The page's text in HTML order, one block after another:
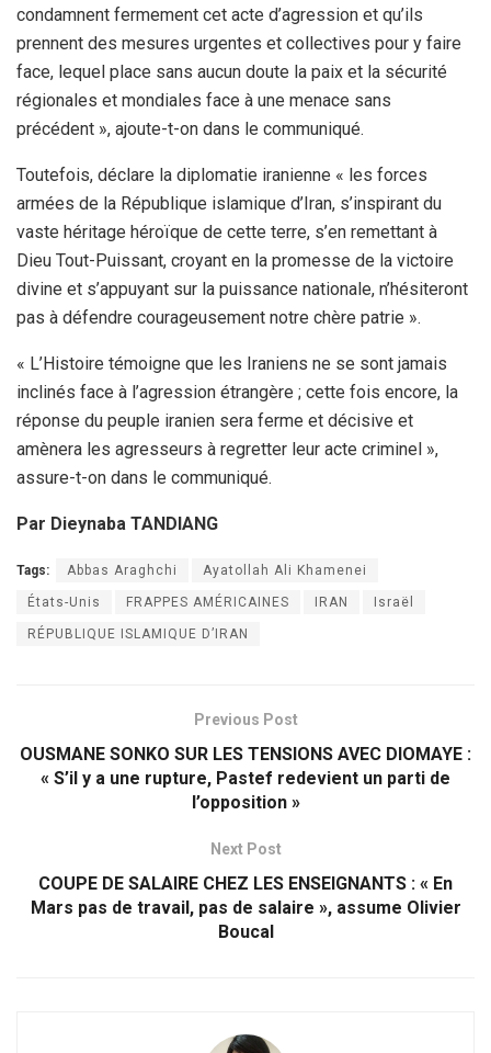
condamnent fermement cet acte d’agression et qu’ils
prennent des mesures urgentes et collectives pour y faire
face, lequel place sans aucun doute la paix et la sécurité
régionales et mondiales face à une menace sans
précédent », ajoute-t-on dans le communiqué.
Toutefois, déclare la diplomatie iranienne « les forces
armées de la République islamique d’Iran, s’inspirant du
vaste héritage héroïque de cette terre, s’en remettant à
Dieu Tout-Puissant, croyant en la promesse de la victoire
divine et s’appuyant sur la puissance nationale, n’hésiteront
pas à défendre courageusement notre chère patrie ».
« L’Histoire témoigne que les Iraniens ne se sont jamais
inclinés face à l’agression étrangère ; cette fois encore, la
réponse du peuple iranien sera ferme et décisive et
amènera les agresseurs à regretter leur acte criminel »,
assure-t-on dans le communiqué.
Par Dieynaba TANDIANG
Tags: Abbas Araghchi Ayatollah Ali Khamenei
États-Unis FRAPPES AMÉRICAINES IRAN Israël
RÉPUBLIQUE ISLAMIQUE D’IRAN
Previous Post
OUSMANE SONKO SUR LES TENSIONS AVEC DIOMAYE :
« S’il y a une rupture, Pastef redevient un parti de
l’opposition »
Next Post
COUPE DE SALAIRE CHEZ LES ENSEIGNANTS : « En
Mars pas de travail, pas de salaire », assume Olivier
Boucal